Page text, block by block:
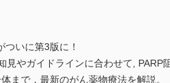
いに第3版に！
やガイドラインに合わせて,
まで，最新のがん薬物療法を解説。